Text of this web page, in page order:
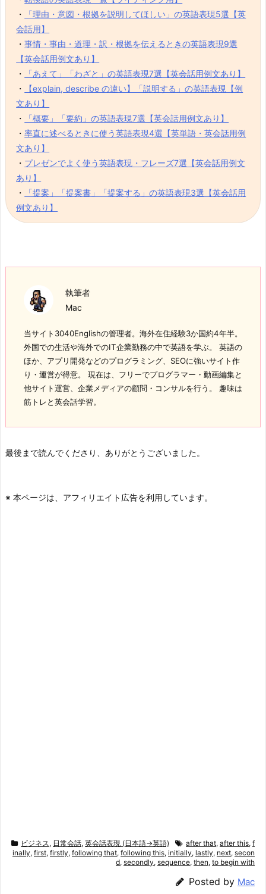
・
「理由・意図・根拠を説明してほしい」の英語表現5選【英
会話用】
・事情・事由・道理・訳・根拠を伝えるときの英語表現9選
【英会話用例文あり】
・
「あえて」「わざと」の英語表現7選【英会話用例文あり】
・
【explain, describe の違い】「説明する」の英語表現【例
文あり】
・
「概要」「要約」の英語表現7選【英会話用例文あり】
・率直に述べるときに使う英語表現4選【英単語・英会話用例
文あり】
・ プレゼンでよく使う英語表現・フレーズ7選【英会話用例文
あり】
・
「提案」「提案書」「提案する」の英語表現3選【英会話用
例文あり】
執筆者
Mac
当サイト3040Englishの管理者。海外在住経験3か国約4年半。
外国での生活や海外でのIT企業勤務の中で英語を学ぶ。 英語の
ほか、アプリ開発などのプログラミング、SEOに強いサイト作
り・運営が得意。 現在は、フリーでプログラマー・動画編集と
他サイト運営、企業メディアの顧問・コンサルを行う。 趣味は
筋トレと英会話学習。
最後まで読んでくださり、ありがとうございました。
※ 本ページは、アフィリエイト広告を利用しています。
ビジネス, 日常会話, 英会話表現 (日本語→英語) after that, after this, f
inally, first, firstly, following that, following this, initially, lastly, next, secon
d, secondly, sequence, then, to begin with
Posted by Mac